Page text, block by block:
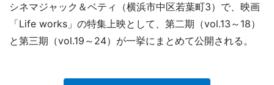
シネマジャック＆ベティ（横浜市中区若葉町3）で、映画
「Life works」の特集上映として、第二期（vol.13～18）
と第三期（vol.19～24）が一挙にまとめて公開される。